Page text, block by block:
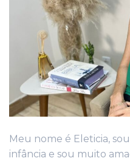
Meu nome é Eleticia,
infância e sou muito